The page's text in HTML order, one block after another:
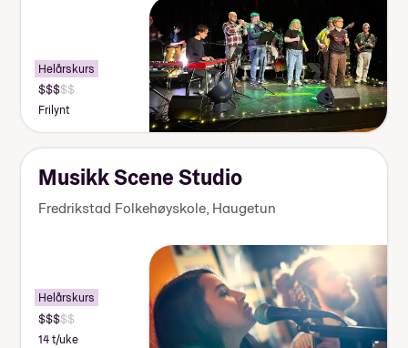
Helårskurs
Frilynt
Musikk Scene Studio
Fredrikstad Folkehøyskole, Haugetun
Helårskurs
14 t/uke